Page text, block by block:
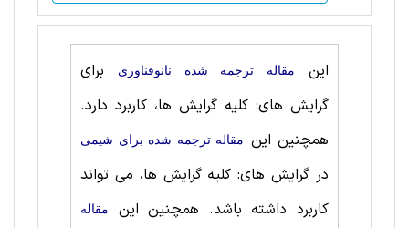
این مقاله ترجمه شده نانوفناوری
برای
گرایش های: کلیه گرایش ها، کاربرد دارد.
همچنین این مقاله ترجمه شده برای شيمی
در گرایش های: کلیه گرایش ها، می تواند
کاربرد داشته باشد. همچنین این
مقاله